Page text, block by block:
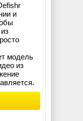
и
модель
из